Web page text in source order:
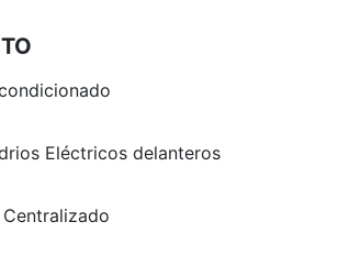
Eléctricos delanteros